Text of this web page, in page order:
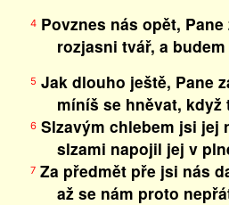
4Povznes nás opět, Pane
rozjasni tvář, a budem
5 Jak dlouho ještě, Pane
míníš se hněvat, když
6Slzavým chlebem jsi jej
slzami napojil jej v
7Za předmět pře jsi nás
až se nám proto